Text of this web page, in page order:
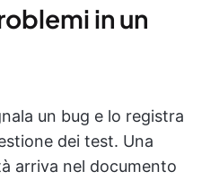
in un
un bug e lo registra
dei test. Una
arriva nel documento